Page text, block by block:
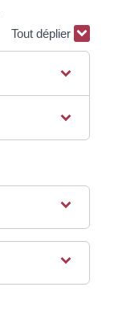
Tout déplier